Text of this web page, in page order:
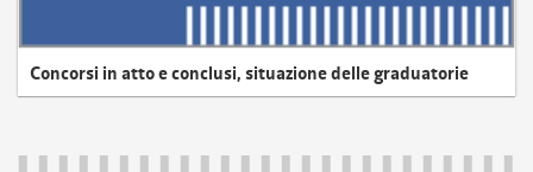
Concorsi in atto e conclusi, situazione delle graduatorie